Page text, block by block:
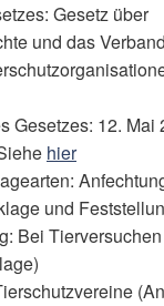
Gesetz über
und das
Gesetzes: 12. Mai
hier
und
Bei